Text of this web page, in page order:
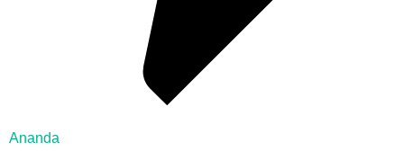
Ananda